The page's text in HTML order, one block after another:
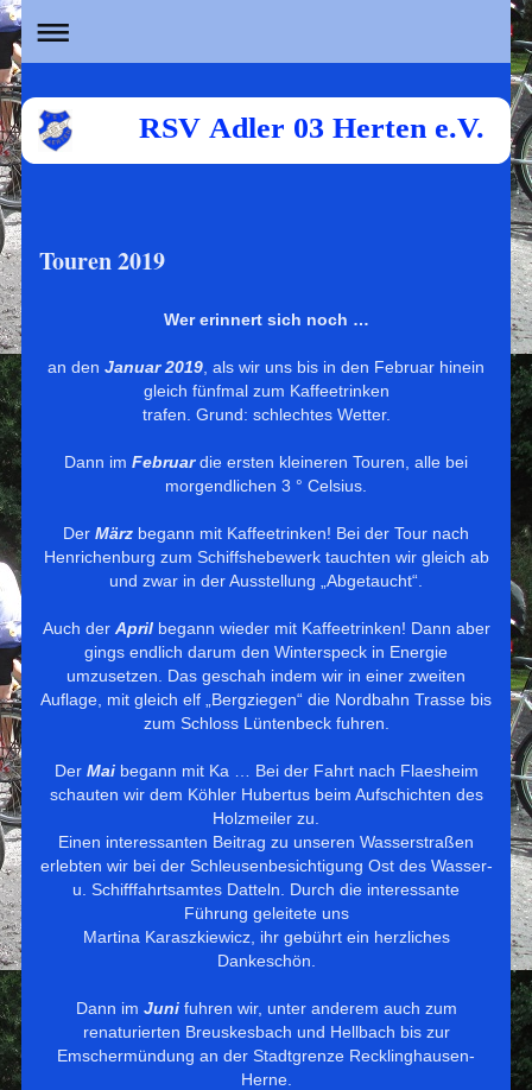
RSV Adler 03 Herten e.V.
Touren 2019
Wer erinnert sich noch …
an den Januar 2019 , als wir uns bis in den Februar hinein
gleich fünfmal zum Kaffeetrinken
trafen. Grund: schlechtes Wetter.
Dann im Februardie ersten kleineren Touren, alle bei
morgendlichen 3 ° Celsius.
Der März begann mit Kaffeetrinken! Bei der Tour nach
Henrichenburg zum Schiffshebewerk tauchten wir gleich ab
und zwar in der Ausstellung „Abgetaucht“.
Auch der Aprilbegann wieder mit Kaffeetrinken! Dann aber
gings endlich darum den Winterspeck in Energie
umzusetzen.
Das geschah indem wir in einer zweiten
Auflage, mit gleich elf „Bergziegen“ die Nordbahn Trasse bis
zum Schloss Lüntenbeck fuhren.
Der Maibegann mit Ka … Bei der Fahrt nach Flaesheim
schauten wir dem Köhler Hubertus beim Aufschichten des
Holzmeiler zu.
Einen interessanten Beitrag zu unseren Wasserstraßen
erlebten wir bei der Schleusenbesichtigung Ost des Wasser-
u. Schifffahrtsamtes Datteln.
Durch die interessante
Führung geleitete uns
Martina Karaszkiewicz, ihr gebührt ein herzliches
Dankeschön.
Dann im Junifuhren wir, unter anderem auch zum
renaturierten Breuskesbach und Hellbach bis zur
Emschermündung an der Stadtgrenze Recklinghausen-
Herne.